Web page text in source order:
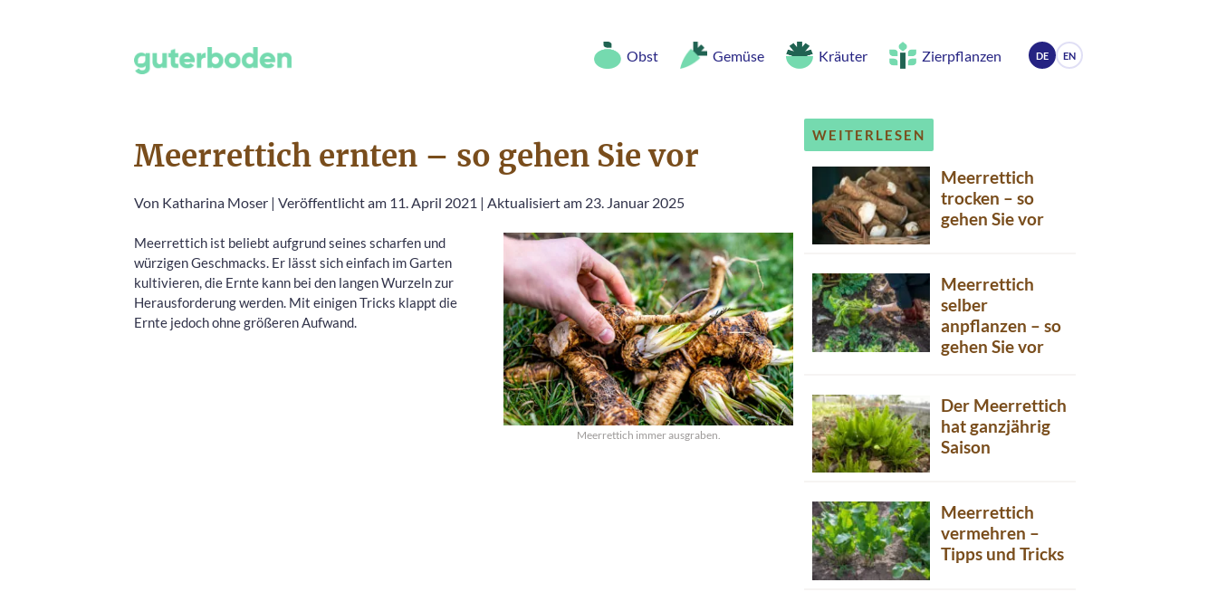
Obst Gemüse Kräuter Zierpflanzen DE EN
Meerrettich ernten – so gehen Sie vor
Von Katharina Moser | Veröffentlicht am 11. April 2021 | Aktualisiert am 23. Januar 2025
Meerrettich immer ausgraben.
Meerrettich ist beliebt aufgrund seines scharfen und
würzigen Geschmacks. Er lässt sich einfach im Garten
kultivieren, die Ernte kann bei den langen Wurzeln zur
Herausforderung werden. Mit einigen Tricks klappt die
Ernte jedoch ohne größeren Aufwand.
WEITERLESEN
Meerrettich
trocken – so
gehen Sie vor
Meerrettich
selber
anpflanzen – so
gehen Sie vor
Der Meerrettich
hat ganzjährig
Saison
Meerrettich
vermehren –
Tipps und Tricks